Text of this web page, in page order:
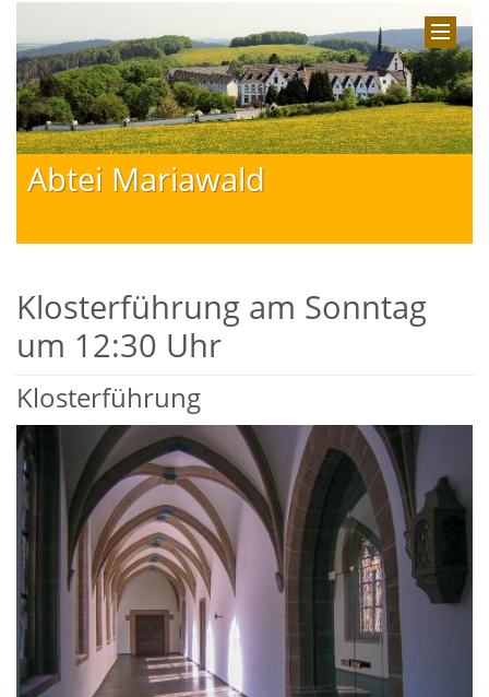
Abtei Mariawald
Klosterführung am Sonntag
um 12:30 Uhr
Klosterführung